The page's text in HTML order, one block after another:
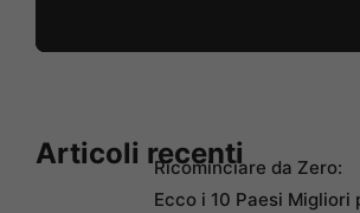
Articoli recentiRicominciare da Zero:
Ecco i 10 Paesi Migliori